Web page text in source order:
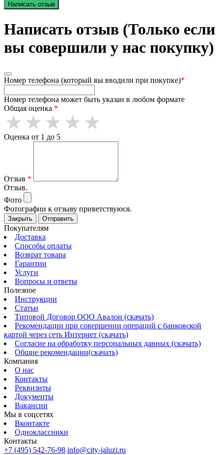
Написать отзыв
Написать отзыв (Только если
вы совершили у нас покупку)
Номер телефона (который вы вводили при покупке)*
Номер телефона может быть указан в любом формате
Общая оценка *
Оценка от 1 до 5
Отзыв *
Отзыв.
Фото
Фотографии к отзыву приветствуюся.
Закрыть Отправить
Покупателям
Доставка
Способы оплаты
Возврат товара
Гарантии
Услуги
Вопросы и ответы
Полезное
Инструкции
Статьи
Типовой Договор ООО Авалон (скачать)
Рекомендации при совершении операций с банковской
картой через сеть Интернет (скачать)
Согласие на обработку персональных данных (скачать)
Общие рекомендации(скачать)
Компания
О нас
Контакты
Реквизиты
Документы
Вакансии
Мы в соцсетях
Вконтакте
Одноклассники
Контакты
+7 (495) 542-76-98 info@city-jaluzi.ru